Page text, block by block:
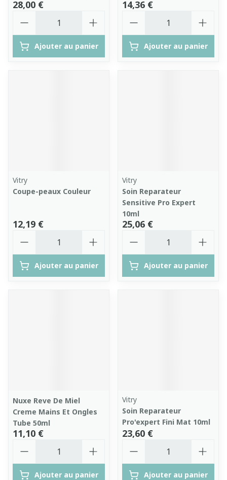
28,00 €
Ajouter au panier
14,36 €
Ajouter au panier
Vitry
Coupe-peaux Couleur
12,19 €
Ajouter au panier
Vitry
Soin Reparateur
Sensitive Pro Expert
10ml
25,06 €
Ajouter au panier
Nuxe Reve De Miel
Creme Mains Et Ongles
Tube 50ml
11,10 €
Ajouter au panier
Vitry
Soin Reparateur
Pro'expert Fini Mat 10ml
23,60 €
Ajouter au panier